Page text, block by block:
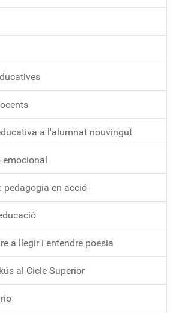
a l'alumnat nouvingut
emocional
pedagogia en acció
a llegir i entendre poesia
al Cicle Superior